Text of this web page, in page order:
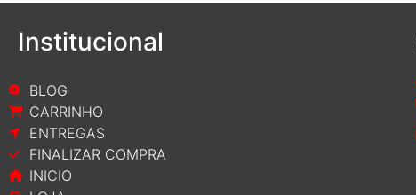
Institucional
BLOG
CARRINHO
ENTREGAS
FINALIZAR COMPRA
INICIO